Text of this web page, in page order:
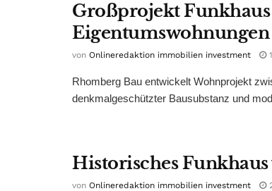
Großprojekt
Eigentumswohnungen
von Onlineredaktion immobilien investment
Rhomberg Bau entwickelt Wohnprojekt
denkmalgeschützter Bausubstanz und
Historisches
von Onlineredaktion immobilien investment